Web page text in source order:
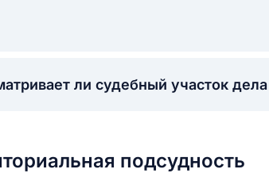
ли судебный участок
подсудность